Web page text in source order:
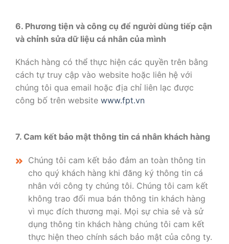
6. Phương tiện và công cụ để người dùng tiếp cận
và chỉnh sửa dữ liệu cá nhân của mình
Khách hàng có thể thực hiện các quyền trên bằng
cách tự truy cập vào website hoặc liên hệ với
chúng tôi qua email hoặc địa chỉ liên lạc được
công bố trên website www.fpt.vn
7. Cam kết bảo mật thông tin cá nhân khách hàng
Chúng tôi cam kết bảo đảm an toàn thông tin
cho quý khách hàng khi đăng ký thông tin cá
nhân với công ty chúng tôi. Chúng tôi cam kết
không trao đổi mua bán thông tin khách hàng
vì mục đích thương mại. Mọi sự chia sẻ và sử
dụng thông tin khách hàng chúng tôi cam kết
thực hiện theo chính sách bảo mật của công ty.